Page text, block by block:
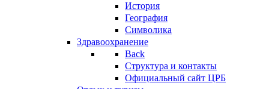
История
География
Символика
Здравоохранение
Back
Структура и контакты
Официальный сайт ЦРБ